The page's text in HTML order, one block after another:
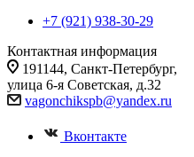
+7 (921) 938-30-29
Контактная информация
191144, Санкт-Петербург,
улица 6-я Советская, д.32
vagonchikspb@yandex.ru
Вконтакте